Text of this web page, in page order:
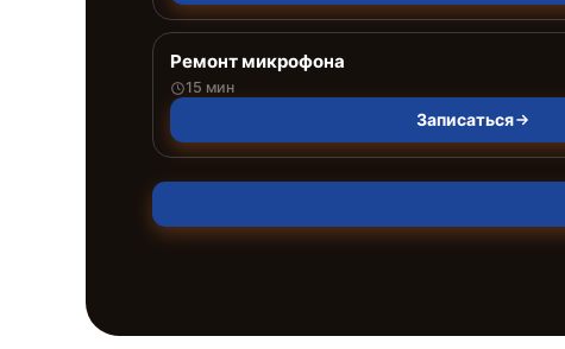
Ремонт микрофона
15 мин
Записаться